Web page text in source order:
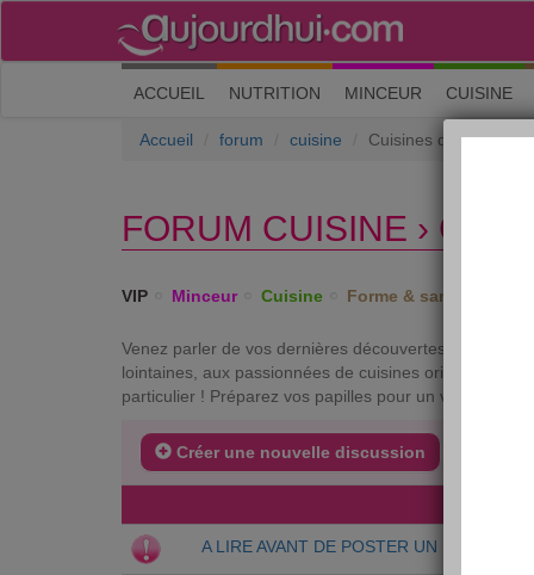
ACCUEIL (current)
NUTRITION MINCEUR CUISINE
Accueil forum cuisine Cuisines du monde
FORUM CUISINE ›
VIP Minceur Cuisine Forme & santé
Venez parler de vos dernières découvertes en
lointaines, aux passionnées de cuisines orientales
particulier ! Préparez vos papilles pour un voyage
Créer une nouvelle discussion
A LIRE AVANT DE POSTER UN MESSAGE